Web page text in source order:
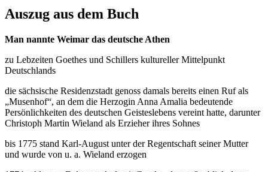
Auszug aus dem Buch
Man nannte Weimar das deutsche Athen
zu Lebzeiten Goethes und Schillers kultureller Mittelpunkt
Deutschlands
die sächsische Residenzstadt genoss damals bereits einen Ruf als
„Musenhof“, an dem die Herzogin Anna Amalia bedeutende
Persönlichkeiten des deutschen Geisteslebens vereint hatte, darunter
Christoph Martin Wieland als Erzieher ihres Sohnes
bis 1775 stand Karl-August unter der Regentschaft seiner Mutter
und wurde von u. a. Wieland erzogen